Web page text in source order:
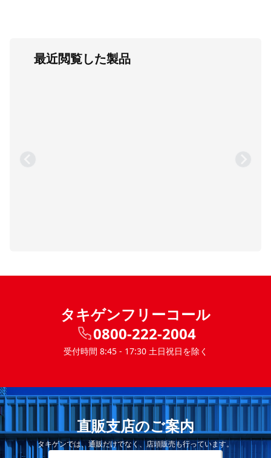
最近閲覧した製品
タキゲンフリーコール
0800-222-2004
受付時間 8:45 - 17:30 土日祝日を除く
直販支店のご案内
タキゲンでは、通販だけでなく、店頭販売も行っています。